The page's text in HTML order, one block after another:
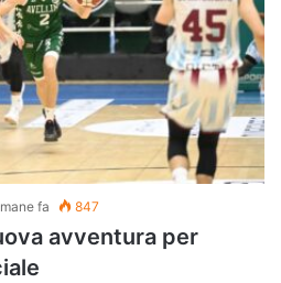
fa 847
avventura per